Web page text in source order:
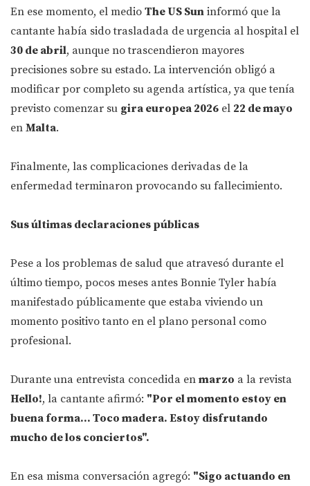
En ese momento, el medio The US Sun informó que la
cantante había sido trasladada de urgencia al hospital el
30 de abril, aunque no trascendieron mayores
precisiones sobre su estado. La intervención obligó a
modificar por completo su agenda artística, ya que tenía
previsto comenzar su gira europea 2026 el 22 de mayo
en Malta.
Finalmente, las complicaciones derivadas de la
enfermedad terminaron provocando su fallecimiento.
Sus últimas declaraciones públicas
Pese a los problemas de salud que atravesó durante el
último tiempo, pocos meses antes Bonnie Tyler había
manifestado públicamente que estaba viviendo un
momento positivo tanto en el plano personal como
profesional.
Durante una entrevista concedida en marzo a la revista
Hello!, la cantante afirmó: "Por el momento estoy en
buena forma... Toco madera. Estoy disfrutando
mucho de los conciertos".
En esa misma conversación agregó: "Sigo actuando en